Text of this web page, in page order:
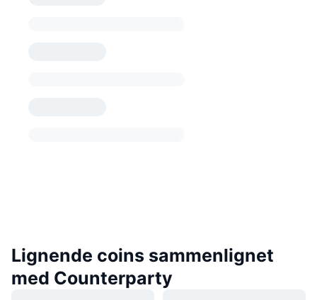
Lignende coins sammenlignet
med Counterparty